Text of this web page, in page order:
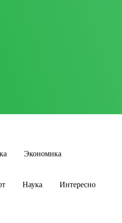
Экономика
Наука Интересно